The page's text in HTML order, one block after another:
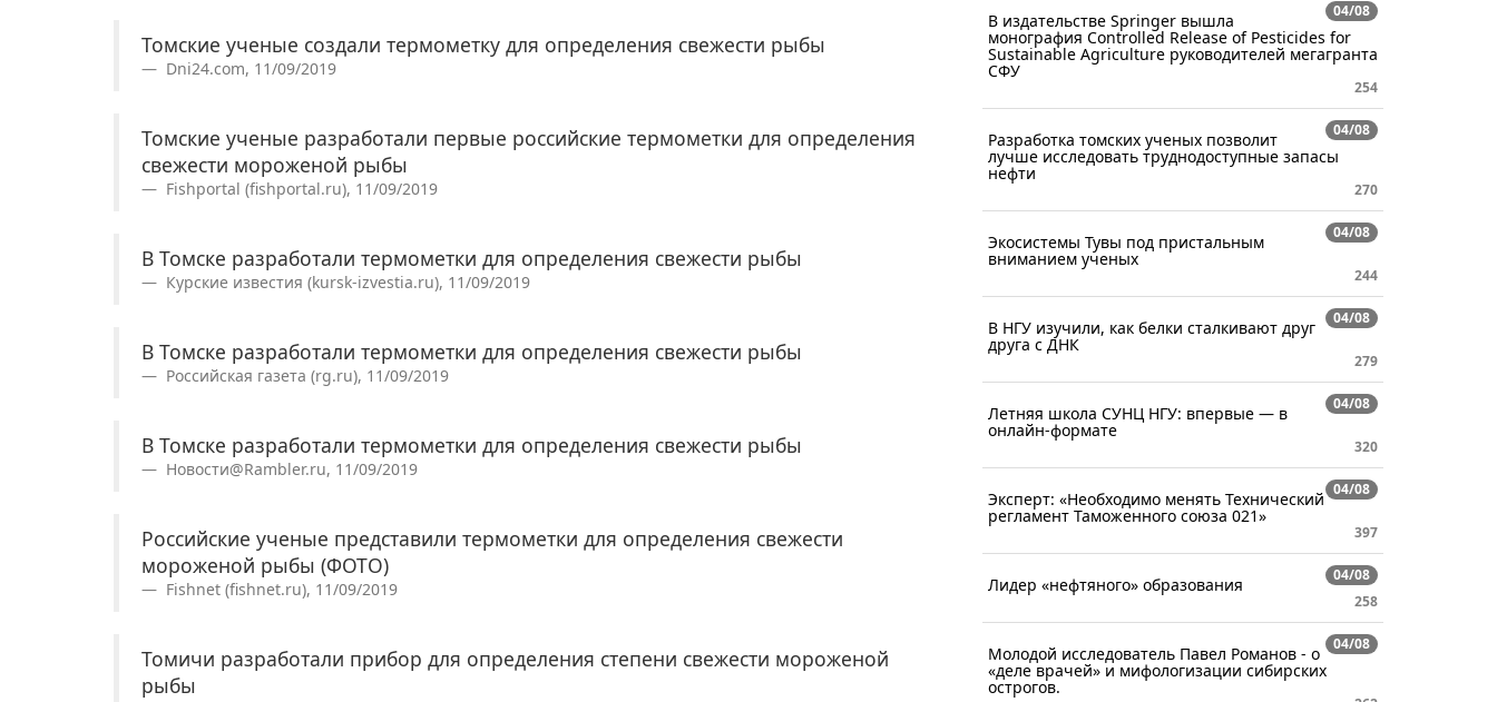
Томские ученые создали термометку для определения свежести рыбы
Dni24.com, 11/09/2019
Томские ученые разработали первые российские термометки для определения
свежести мороженой рыбы
Fishportal (fishportal.ru), 11/09/2019
В Томске разработали термометки для определения свежести рыбы
Курские известия (kursk-izvestia.ru), 11/09/2019
В Томске разработали термометки для определения свежести рыбы
Российская газета (rg.ru), 11/09/2019
В Томске разработали термометки для определения свежести рыбы
Новости@Rambler.ru, 11/09/2019
Российские ученые представили термометки для определения свежести
мороженой рыбы (ФОТО)
Fishnet (fishnet.ru), 11/09/2019
Томичи разработали прибор для определения степени свежести мороженой
рыбы
04/08
В издательстве Springer вышла
монография Controlled Release of Pesticides for
Sustainable Agriculture руководителей мегагранта
СФУ
254
04/08
Разработка томских ученых позволит
лучше исследовать труднодоступные запасы
нефти
270
04/08
Экосистемы Тувы под пристальным
вниманием ученых
244
04/08
В НГУ изучили, как белки сталкивают друг
друга с ДНК
279
04/08
Летняя школа СУНЦ НГУ: впервые — в
онлайн-формате
320
04/08
Эксперт: «Необходимо менять Технический
регламент Таможенного союза 021»
397
04/08
Лидер «нефтяного» образования
258
04/08
Молодой исследователь Павел Романов - о
«деле врачей» и мифологизации сибирских
острогов.